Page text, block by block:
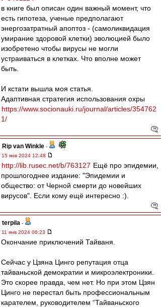
в книге был описан один важный момент, что
есть гипотеза, ученые предполагают
энергозатратный апоптоз - (самоликвидация
умирание здоровой клетки) эволюцией было
изобретено чтобы вирусы не могли
устраиваться в клетках. Что вполне может
быть.
И кстати вышла моя статья.
Адаптивная стратегия использования охры
https://www.socionauki.ru/journal/articles/354762
1/
Rip van Winkle -
15 янв 2024 12:48
http://lib.rusec.net/b/763127 Ещё про эпидемии,
прошлогоднее издание: "Эпидемии и
общество: от Черной смерти до новейших
вирусов". Если кому ещё интересно :).
terpila -
11 янв 2024 06:23
Окончание приключений Тайваня.
Сейчас у Цзяна Цинго репутация отца
тайваньской демократии и микроэлектроники.
Это скорее правда, чем нет. Но при этом Цзян
Цинго не перестал быть профессиональным
карателем, руководителем “Тайваньского